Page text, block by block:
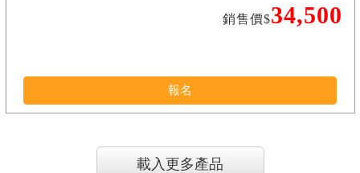
銷售價$34,500
報名
載入更多產品